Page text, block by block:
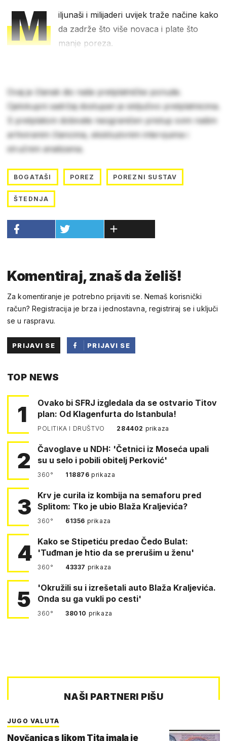
M
iljunaši i milijaderi uvijek traže načine kako
da zadrže što više novaca i plate što
manje poreza.
Ovaj je članak dio naše pretplatničke ponude.
Cjelokupni sadržaj dostupan je isključivo pretplatnicima.
S pretplatom dobivate neograničen pristup svim našim
arhiviranim člancima, ekskluzivnim intervjuima i
stručnim analizama.
BOGATAŠI POREZ POREZNI SUSTAV
ŠTEDNJA
Komentiraj, znaš da želiš!
Za komentiranje je potrebno prijaviti se. Nemaš korisnički
račun? Registracija je brza i jednostavna, registriraj se i uključi
se u raspravu.
PRIJAVI SE
PRIJAVI SE
TOP NEWS
1
Ovako bi SFRJ izgledala da se ostvario Titov
plan: Od Klagenfurta do Istanbula!
POLITIKA I DRUŠTVO 284402 prikaza
2
Čavoglave u NDH: 'Četnici iz Moseća upali
su u selo i pobili obitelj Perković'
360° 118876prikaza
3
Krv je curila iz kombija na semaforu pred
Splitom: Tko je ubio Blaža Kraljevića?
360° 61356 prikaza
4 Kako se Stipetiću predao Čedo Bulat:
'Tuđman je htio da se prerušim u ženu'
360° 43337 prikaza
5
'Okružili su i izrešetali auto Blaža Kraljevića.
Onda su ga vukli po cesti'
360° 38010 prikaza
NAŠI PARTNERI PIŠU
JUGO VALUTA
Novčanica s likom Tita imala je